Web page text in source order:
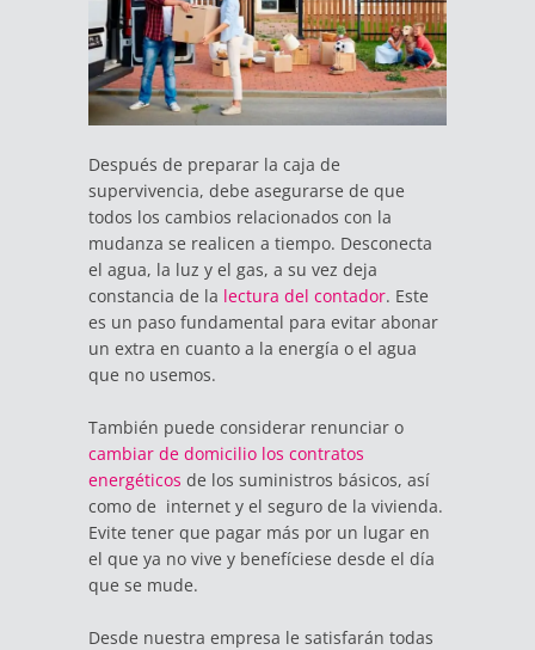
Después de preparar la caja de
supervivencia, debe asegurarse de que
todos los cambios relacionados con la
mudanza se realicen a tiempo. Desconecta
el agua, la luz y el gas, a su vez deja
constancia de la lectura del contador. Este
es un paso fundamental para evitar abonar
un extra en cuanto a la energía o el agua
que no usemos.
También puede considerar renunciar o
cambiar de domicilio los contratos
energéticos de los suministros básicos, así
como de internet y el seguro de la vivienda.
Evite tener que pagar más por un lugar en
el que ya no vive y benefíciese desde el día
que se mude.
Desde nuestra empresa le satisfarán todas